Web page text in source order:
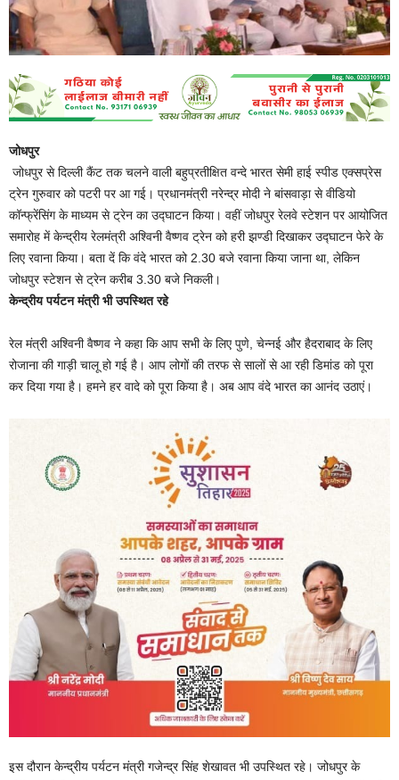
जोधपुर
जोधपुर से दिल्ली कैंट तक चलने वाली बहुप्रतीक्षित वन्दे भारत सेमी हाई स्पीड एक्सप्रेस
ट्रेन गुरुवार को पटरी पर आ गई। प्रधानमंत्री नरेन्द्र मोदी ने बांसवाड़ा से वीडियो
कॉन्फ्रेंसिंग के माध्यम से ट्रेन का उद्घाटन किया। वहीं जोधपुर रेलवे स्टेशन पर आयोजित
समारोह में केन्द्रीय रेलमंत्री अश्विनी वैष्णव ट्रेन को हरी झण्डी दिखाकर उद्घाटन फेरे के
लिए रवाना किया। बता दें कि वंदे भारत को 2.30 बजे रवाना किया जाना था, लेकिन
जोधपुर स्टेशन से ट्रेन करीब 3.30 बजे निकली।
केन्द्रीय पर्यटन मंत्री भी उपस्थित रहे
रेल मंत्री अश्विनी वैष्णव ने कहा कि आप सभी के लिए पुणे, चेन्नई और हैदराबाद के लिए
रोजाना की गाड़ी चालू हो गई है। आप लोगों की तरफ से सालों से आ रही डिमांड को पूरा
कर दिया गया है। हमने हर वादे को पूरा किया है। अब आप वंदे भारत का आनंद उठाएं।
इस दौरान केन्द्रीय पर्यटन मंत्री गजेन्द्र सिंह शेखावत भी उपस्थित रहे। जोधपुर के